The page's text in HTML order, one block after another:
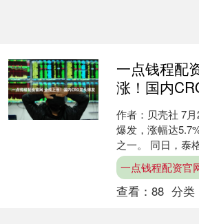
一点钱程配
涨！国内
作者：贝壳社 7
爆发，涨幅达
之一。 同日，泰
对日本CRO公司
购将....
一点钱程配资官
查看： 88 分类